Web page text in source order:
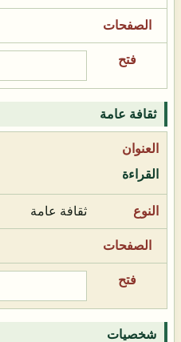
ثقافة عامة
القراءة
ثقافة عامة
شخصيات